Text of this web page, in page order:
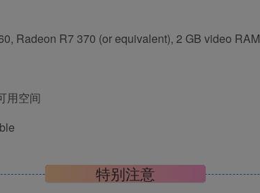
Radeon R7 370 (or equivalent), 2 GB video RAM
用空间
特别注意